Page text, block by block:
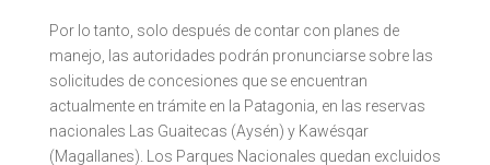
Por lo tanto, solo después de contar con planes de
manejo, las autoridades podrán pronunciarse sobre las
solicitudes de concesiones que se encuentran
actualmente en trámite en la Patagonia, en las reservas
nacionales Las Guaitecas (Aysén) y Kawésqar
(Magallanes). Los Parques Nacionales quedan excluidos